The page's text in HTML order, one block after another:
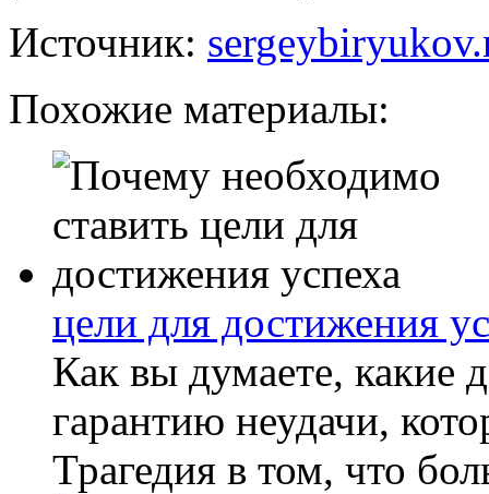
Источник:
Похожие материалы:
цели для достижения
Как вы думаете, какие
гарантию неудачи,
Трагедия в том, что